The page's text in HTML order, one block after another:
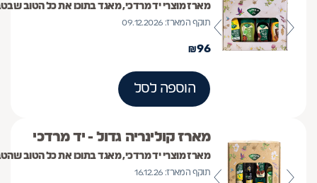
מארז מוצרי יד מרדכי, מאגד בתוכו את כל הטוב
תוקף המארז: 09.12.2026
96
₪
הוספה לסל
מארז קולינריה גדול - יד מרדכי
מארז מוצרי יד מרדכי, מאגד בתוכו את כל הטוב
תוקף המארז: 16.12.26